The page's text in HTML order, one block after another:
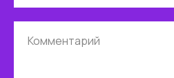
Комментарий